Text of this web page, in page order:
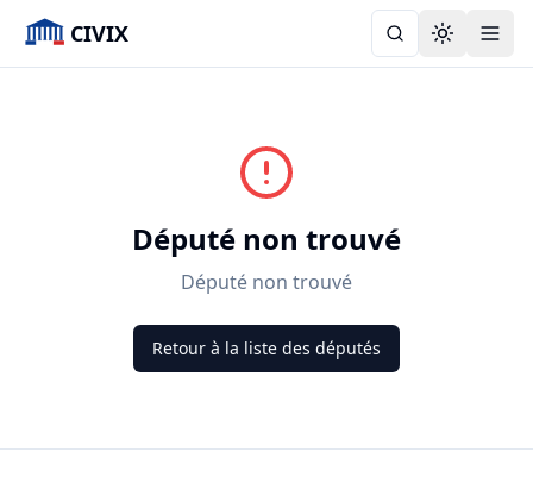
CIVIX Toggle
Député non trouvé
Député non trouvé
Retour à la liste des députés